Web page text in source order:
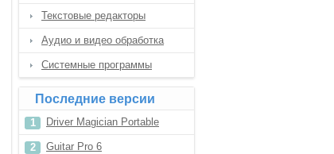
Текстовые редакторы
Аудио и видео обработка
Системные программы
Последние версии
Driver Magician Portable
Guitar Pro 6